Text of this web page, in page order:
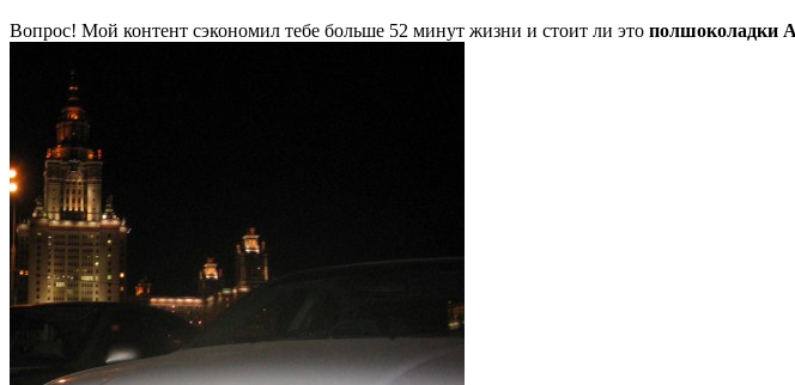
Вопрос! Мой контент сэкономил тебе больше 52 минут жизни и стоит ли это полшоколадки